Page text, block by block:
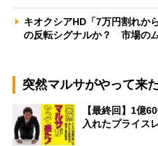
キオクシアHD「7万円割れか
の反転シグナルか？ 市場の
突然マルサがやって来
【最終回】1億
入れたプライス